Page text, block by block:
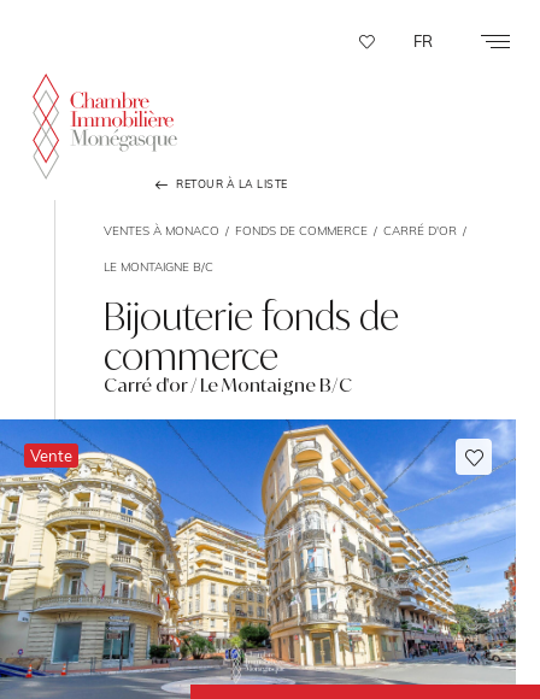
FR
RETOUR À LA LISTE
VENTES À MONACO FONDS DE COMMERCE CARRÉ D'OR
LE MONTAIGNE B/C
Bijouterie fonds de
commerce
Carré d'or / Le Montaigne B/C
Vente